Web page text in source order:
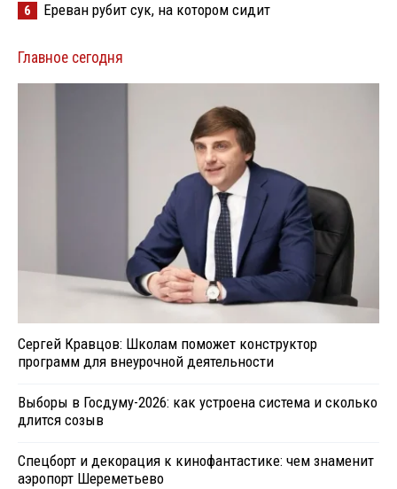
6 Ереван рубит сук, на котором сидит
Главное сегодня
Сергей Кравцов: Школам поможет конструктор
программ для внеурочной деятельности
Выборы в Госдуму-2026: как устроена система и сколько
длится созыв
Спецборт и декорация к кинофантастике: чем знаменит
аэропорт Шереметьево